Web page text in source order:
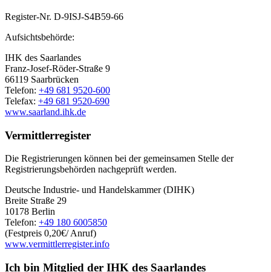
Register-Nr. D-9ISJ-S4B59-66
Aufsichtsbehörde:
IHK des Saarlandes
Franz-Josef-Röder-Straße 9
66119 Saarbrücken
Telefon: +49 681 9520-600
Telefax: +49 681 9520-690
www.saarland.ihk.de
Vermittlerregister
Die Registrierungen können bei der gemeinsamen Stelle der
Registrierungsbehörden nachgeprüft werden.
Deutsche Industrie- und Handelskammer (DIHK)
Breite Straße 29
10178 Berlin
Telefon: +49 180 6005850
(Festpreis 0,20€/ Anruf)
www.vermittlerregister.info
Ich bin Mitglied der IHK des Saarlandes